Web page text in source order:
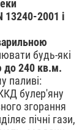
13240-2001 і
будь-які
240 кв.м.
паливі:
булер'яну
згорання
пічні гази,